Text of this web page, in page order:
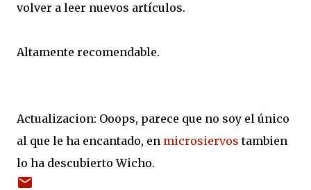
volver a leer nuevos artículos.
Altamente recomendable.
Actualizacion: Ooops, parece que no soy el único
al que le ha encantado, en microsiervos tambien
lo ha descubierto Wicho.